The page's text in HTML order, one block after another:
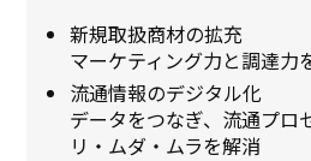
新規取扱商材の拡充
マーケティング力と調達力
流通情報のデジタル化
データをつなぎ、流通プロ
リ・ムダ・ムラを解消